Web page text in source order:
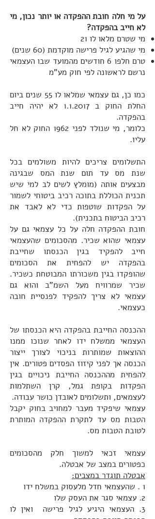
על מי חלה חובת ההפקדה או יותר נכון, מי
לא חייב בהפקדה?
מי שטרם מלאו לו 21
מי שהגיע לגיל פרישה מוקדמת (60 שנים)
טרם חלפו 6 חודשים מהמועד שבו העצמאי
נרשם לראשונה לפי חוק מע"מ
כמו כן, גם עצמאי שמלאו לו 55 שנים ביום
החלת החוק ב 1.1.2017 לא יהיה חייב
בהפקדה.
כלומר, מי שנולד לפני 1962 החוק לא חל
עליו.
התשלומים צריכים להיות משולמים בכל
שנת מס עד תום שנת המס שבגינה
מבצעים אותה (מומלץ לשים לב למי שיש
תכנית הכוללת בתוכה רכיב ביטוחי לשמור
על הפקדות שוטפות כדי לא לאבד את
רכיב הביטוח בתכנית).
חובת ההפקדה חלה על כל עצמאי גם על
עצמאי שהוא שכיר. מהסכומים שהעצמאי
חייב להפקיד בגין הכנסתו שחייבת
בהפקדה יש להפחית את הסכומים
שהופקדו בגין משכורתו המבוטחת כשכיר.
שכיר שמרוויח מעל השמ"ב והוא גם
עצמאי לא צריך להפקיד לפנסיית חובה
כעצמאי.
ההכנסה החייבת בהפקדה היא הכנסתו של
העצמאי ממשלח ידו לאחר שנוכו ממנו
ההוצאות שמותרות בניכוי לצורך ייצור
הכנסה אך לפני קיזוז הפסדים פטורים. אין
להפחית מההכנסה החייבת ניכויים בגין
הפקדות בקופת גמל, קרן השתלמות
לעצמאים, ותשלומים לאובדן כושר עבודה.
עצמאי שיפקיד מעבר למחויב בחוק יקבל
הטבות מס עד לתקרת ההפקדה המותרת
לטובת הטבות מס.
עצמאי זכאי למשוך חלק מהסכומים
כפטורים במצב של אבטלה.
אבטלה תוגדר במצבים:
1 . שהעצמאי חדל מלעסוק במשלח ידו
2. עצמאי סגר את העסק שלו
3. העצמאי היגיע לגיל פרישה ואין לו